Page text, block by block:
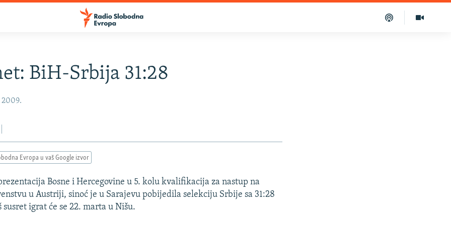
BiH-Srbija 31:28
Evropa u vaš Google izvor
Bosne i Hercegovine u 5. kolu kvalifikacija za nastup na
u Austriji, sinoć je u Sarajevu pobijedila selekciju Srbije sa 31:28
susret igrat će se 22. marta u Nišu.